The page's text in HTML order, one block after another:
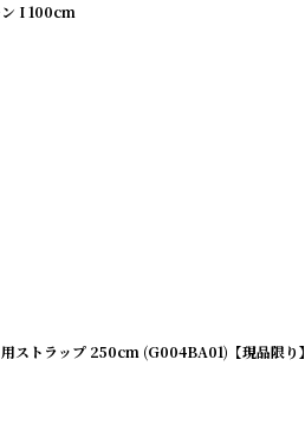
I 100cm
ストラップ 250cm (G004BA01)【現品限り】